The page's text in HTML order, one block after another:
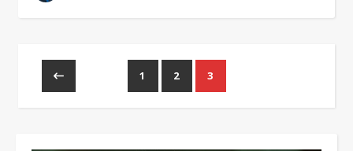
1 2 3